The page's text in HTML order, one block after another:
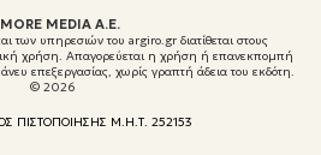
MEDIA Α.Ε.
των υπηρεσιών του argiro.gr διατίθεται στους
χρήση. Απαγορεύεται η χρήση ή επανεκπομπή
επεξεργασίας, χωρίς γραπτή άδεια του εκδότη.
© 2026
ΠΙΣΤΟΠΟΙΗΣΗΣ Μ.Η.Τ. 252153